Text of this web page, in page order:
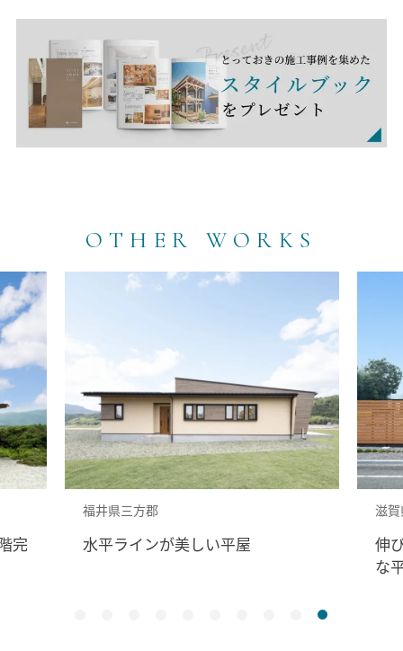
OTHER WORKS
完
福井県三方郡
水平ラインが美しい平屋
滋
伸
な